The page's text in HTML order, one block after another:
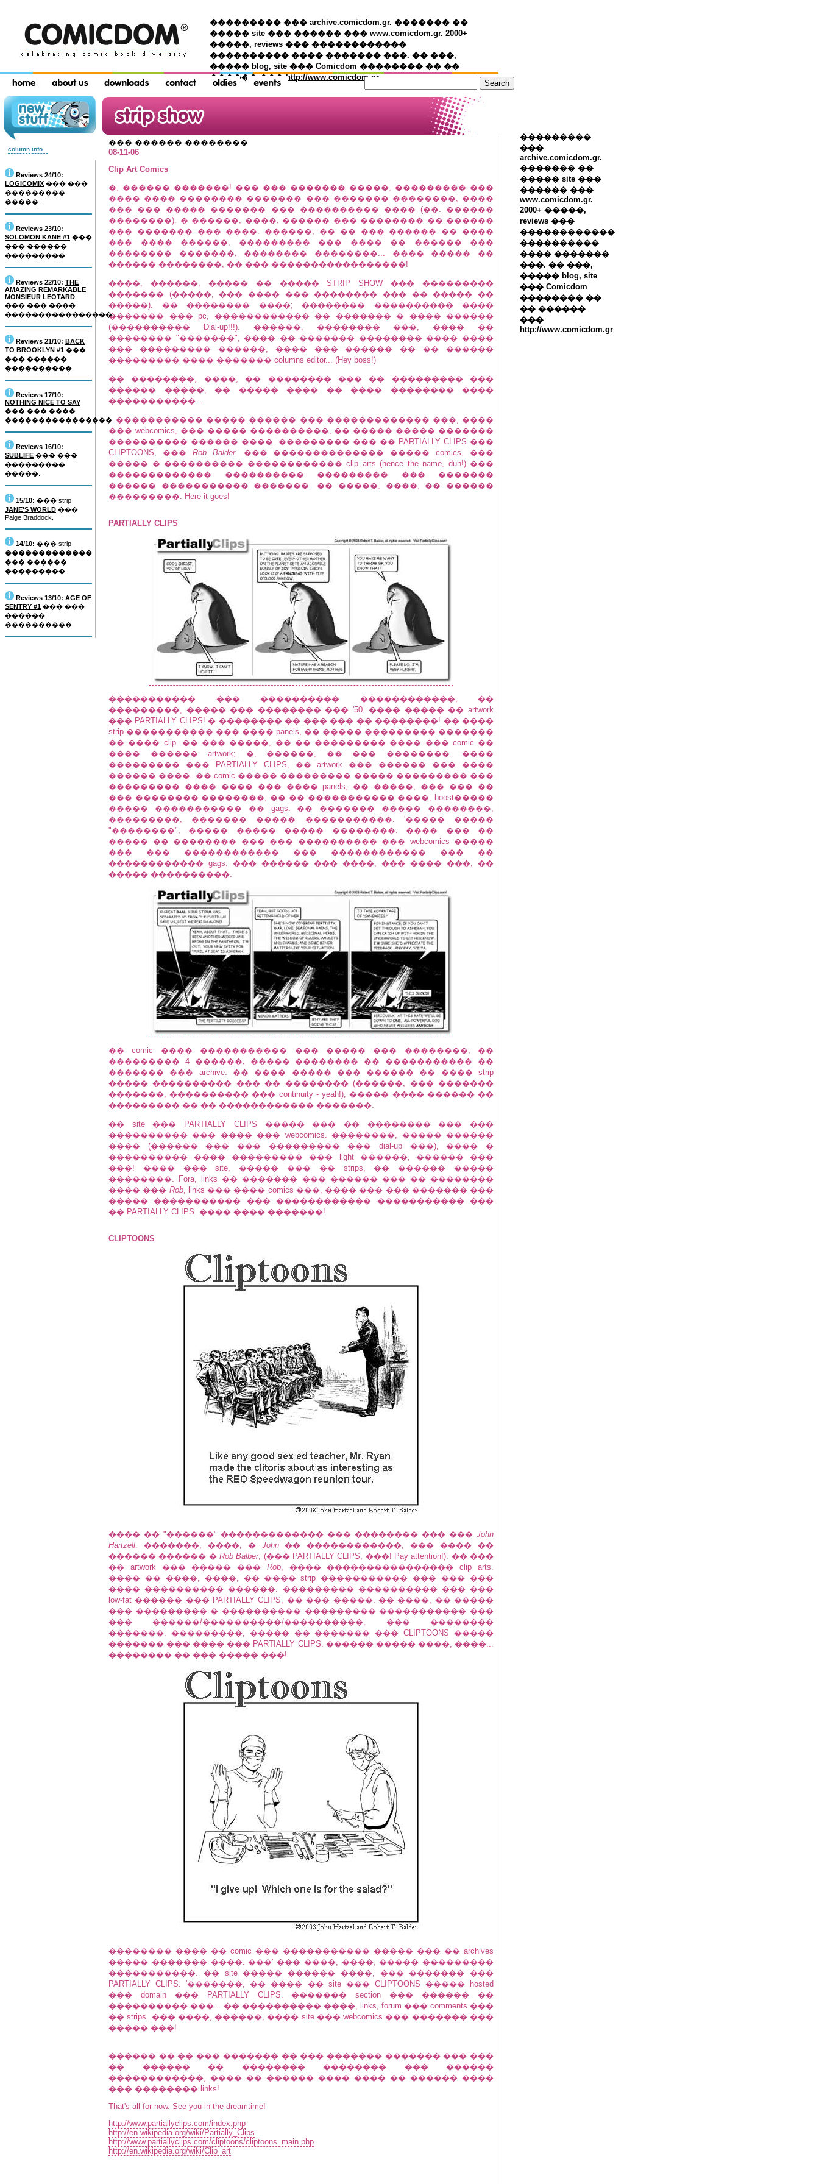
��������� ��� archive.comicdom.gr. ������� ��
����� site ��� ������ ��� www.comicdom.gr. 2000+
�����, reviews ��� ������������
���������� ���� ������� ���. �� ���,
����� blog, site ��� Comicdom �������� �� ��
������ ��� http://www.comicdom.gr
���������
���
archive.comicdom.gr.
������� ��
����� site ���
������ ���
www.comicdom.gr.
2000+ �����,
reviews ���
������������
����������
���� �������
���. �� ���,
����� blog, site
��� Comicdom
�������� ��
�� ������
���
http://www.comicdom.gr
column info
Reviews 24/10:
LOGICOMIX ��� ���
���������
�����.
Reviews 23/10:
SOLOMON KANE #1 ���
��� ������
���������.
Reviews 22/10: THE
AMAZING REMARKABLE
MONSIEUR LEOTARD
��� ��� ����
����������������.
Reviews 21/10: BACK
TO BROOKLYN #1 ���
��� ������
����������.
Reviews 17/10:
NOTHING NICE TO SAY
��� ��� ����
����������������.
Reviews 16/10:
SUBLIFE ��� ���
���������
�����.
15/10: ��� strip
JANE'S WORLD ���
Paige Braddock.
14/10: ��� strip
�������������
��� ������
���������.
Reviews 13/10: AGE OF
SENTRY #1 ��� ���
������
����������.
��� ������ ��������
08-11-06
Clip Art Comics
�, ������ �������! ��� ��� ������� �����, ��������� ���
���� ���� �������� ������� ��� ������� ��������, ����
��� ��� ����� ������� ��� ���������� ���� (��. ������
��������). � ������, ����, ������ ��� �������� �� ������
��� ������� ��� ����. ������, �� �� ��� ������ �� ����
��� ���� ������, ��������� ��� ���� �� ������ ���
�������� �������, �������� ��������... ���� ����� ��
������ ��������, �� ��� �����������������!
����, ������, ����� �� ����� STRIP SHOW ��� ���������
������� (�����, ��� ���� ��� �������� ��� �� ����� ��
�����). �� �������� ����; �������� ���������� ����
������� ��� pc, ������������ �� ������� � ���� ������
(���������� Dial-up!!!). ������, �������� ���, ���� ��
�������� "�������", ���� �� ������� �������� ���� ����
��� ��������� ������, ���� ��� ������ �� �� ������
��������� ���� ������� columns editor... (Hey boss!)
�� ��������, ����, �� �������� ��� �� ��������� ���
������ �����, �� ����� ���� �� ���� �������� ����
�����������...
...����������� ����� ������ ��� ������������� ���, ����
��� webcomics, ��� ����� ����������, �� ����� ����� �������
���������� ������ ����. ��������� ��� �� PARTIALLY CLIPS ���
CLIPTOONS, ��� Rob Balder. ��� �������������� ����� comics, ���
����� � ���������� ������������ clip arts (hence the name, duh!) ���
������������� ���������� ��������� ��� �������
������ ����������� �������. �� �����, ����, �� ������
���������. Here it goes!
PARTIALLY CLIPS
����������� ��� ���������� ������������, ��
���������, ����� ��� �������� ��� '50. ���� ����� �� artwork
��� PARTIALLY CLIPS! � �������� �� ��� ��� �� ��������! �� ����
strip ����������� ��� ���� panels, �� ����� ��������� �������
�� ���� clip. �� ��� �����, �� �� ��������� ���� ��� comic ��
���� ������ artwork; �, ������, �� ��� ��������. ����
��������� ��� PARTIALLY CLIPS, �� artwork ��� ������ ��� ����
������ ����. �� comic ����� ��������� ����� ��������� ���
��������� ���� ���� ��� ���� panels, �� �����, ��� ��� ��
��� �������� ��������, �� �� ����������� ����, boost�����
����� ����������� �� gags. �� ������� ����� ��������,
���������, ������� ����� �����������. '����� �����
"��������", ����� ����� ����� ��������. ���� ��� ��
����� �� �������� ��� ��� ���������� ��� webcomics �����
��� ��� ������������ ��� ������������ ��� ��
������������ gags. ��� ������ ��� ����, ��� ���� ���, ��
����� ����������.
�� comic ���� ����������� ��� ����� ��� ��������, ��
��������� 4 ������, ����� �������� �� ����������� ��
������� ��� archive. �� ���� ����� ��� ������ �� ���� strip
����� ���������� ��� �� �������� (������, ��� �������
�������, ���������� ��� continuity - yeah!), ����� ���� ������ ��
��������� �� �� ������������ �������.
�� site ��� PARTIALLY CLIPS ����� ��� �� �������� ��� ���
���������� ��� ���� ��� webcomics. ��������, ����� ������
���� (������ ��� ��� ��������� ��� dial-up ���), ���� �
���������� ���� ��������� ��� light ������, ������ ���
���! ���� ��� site, ����� ��� �� strips, �� ������ �����
��������. Fora, links �� ������� ��� ������ ��� �� ��������
���� ��� Rob, links ��� ���� comics ���, ���� ��� ��� ������� ���
����� ����������� ��� ������������ ����������� ���
�� PARTIALLY CLIPS. ���� ���� �������!
CLIPTOONS
���� �� "������" ������������� ��� �������� ��� ��� John
Hartzell. �������, ����, � John�� ������������, ��� ���� ��
������ ������ � Rob Balber, (��� PARTIALLY CLIPS, ���! Pay attention!). �� ���
�� artwork ��� ����� ��� Rob, ���� ���������������� clip arts.
���� �� ����, ����, �� ���� strip ����������� ��� ��� ���
���� ���������� ������. ��������� ���������� ��� ���
low-fat ������ ��� PARTIALLY CLIPS, �� ��� �����. �� ����, �� �����
��� ��������� � ���������� ��������� ����������� ���
��� ������/����������/����������, ��� ��������
�������. ���������, ����� �� ������� ��� CLIPTOONS �����
������� ��� ���� ��� PARTIALLY CLIPS. ������ ����� ����, ����...
�������� �� ��� ����� ���!
�������� ���� �� comic ��� ����������� ����� ��� �� archives
����� ������� ����. ���' ��� ����, ����, ����� ���������
�����������. �� site ����� ������ ����, ��� ������� ���
PARTIALLY CLIPS. '�������, �� ���� �� site ��� CLIPTOONS ����� hosted
��� domain ��� PARTIALLY CLIPS. ������� section ��� ������ ��
���������� ���... �� ���������� ����, links, forum ��� comments ���
�� strips. ��� ����, ������, ���� site ��� webcomics ��� ������� ���
����� ���!
������ �� �� ��� ������� �� ��� ������� ������� ��� ���
�� ������ �� �������� �������� ��� ������
������������, ���� �� ������ ���� ���� �� ������ ����
��� �������� links!
That's all for now. See you in the dreamtime!
http://www.partiallyclips.com/index.php
http://en.wikipedia.org/wiki/Partially_Clips
http://www.partiallyclips.com/cliptoons/cliptoons_main.php
http://en.wikipedia.org/wiki/Clip_art